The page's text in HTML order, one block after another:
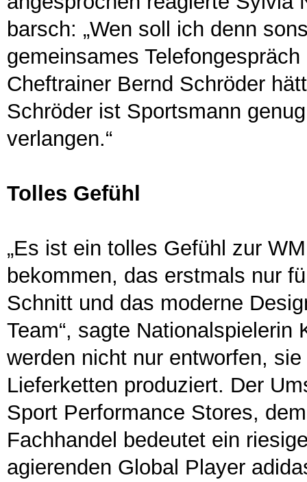
barsch: „Wen soll ich denn
gemeinsames
Cheftrainer Bernd Schröder
Schröder ist Sportsmann
verlangen.“
Tolles Gefühl
„Es ist ein tolles Gefühl zur
bekommen, das erstmals nur
Schnitt und das moderne
Team“, sagte
werden nicht nur entworfen,
Lieferketten produziert. Der
Sport Performance Stores,
Fachhandel bedeutet ein
agierenden Global Player